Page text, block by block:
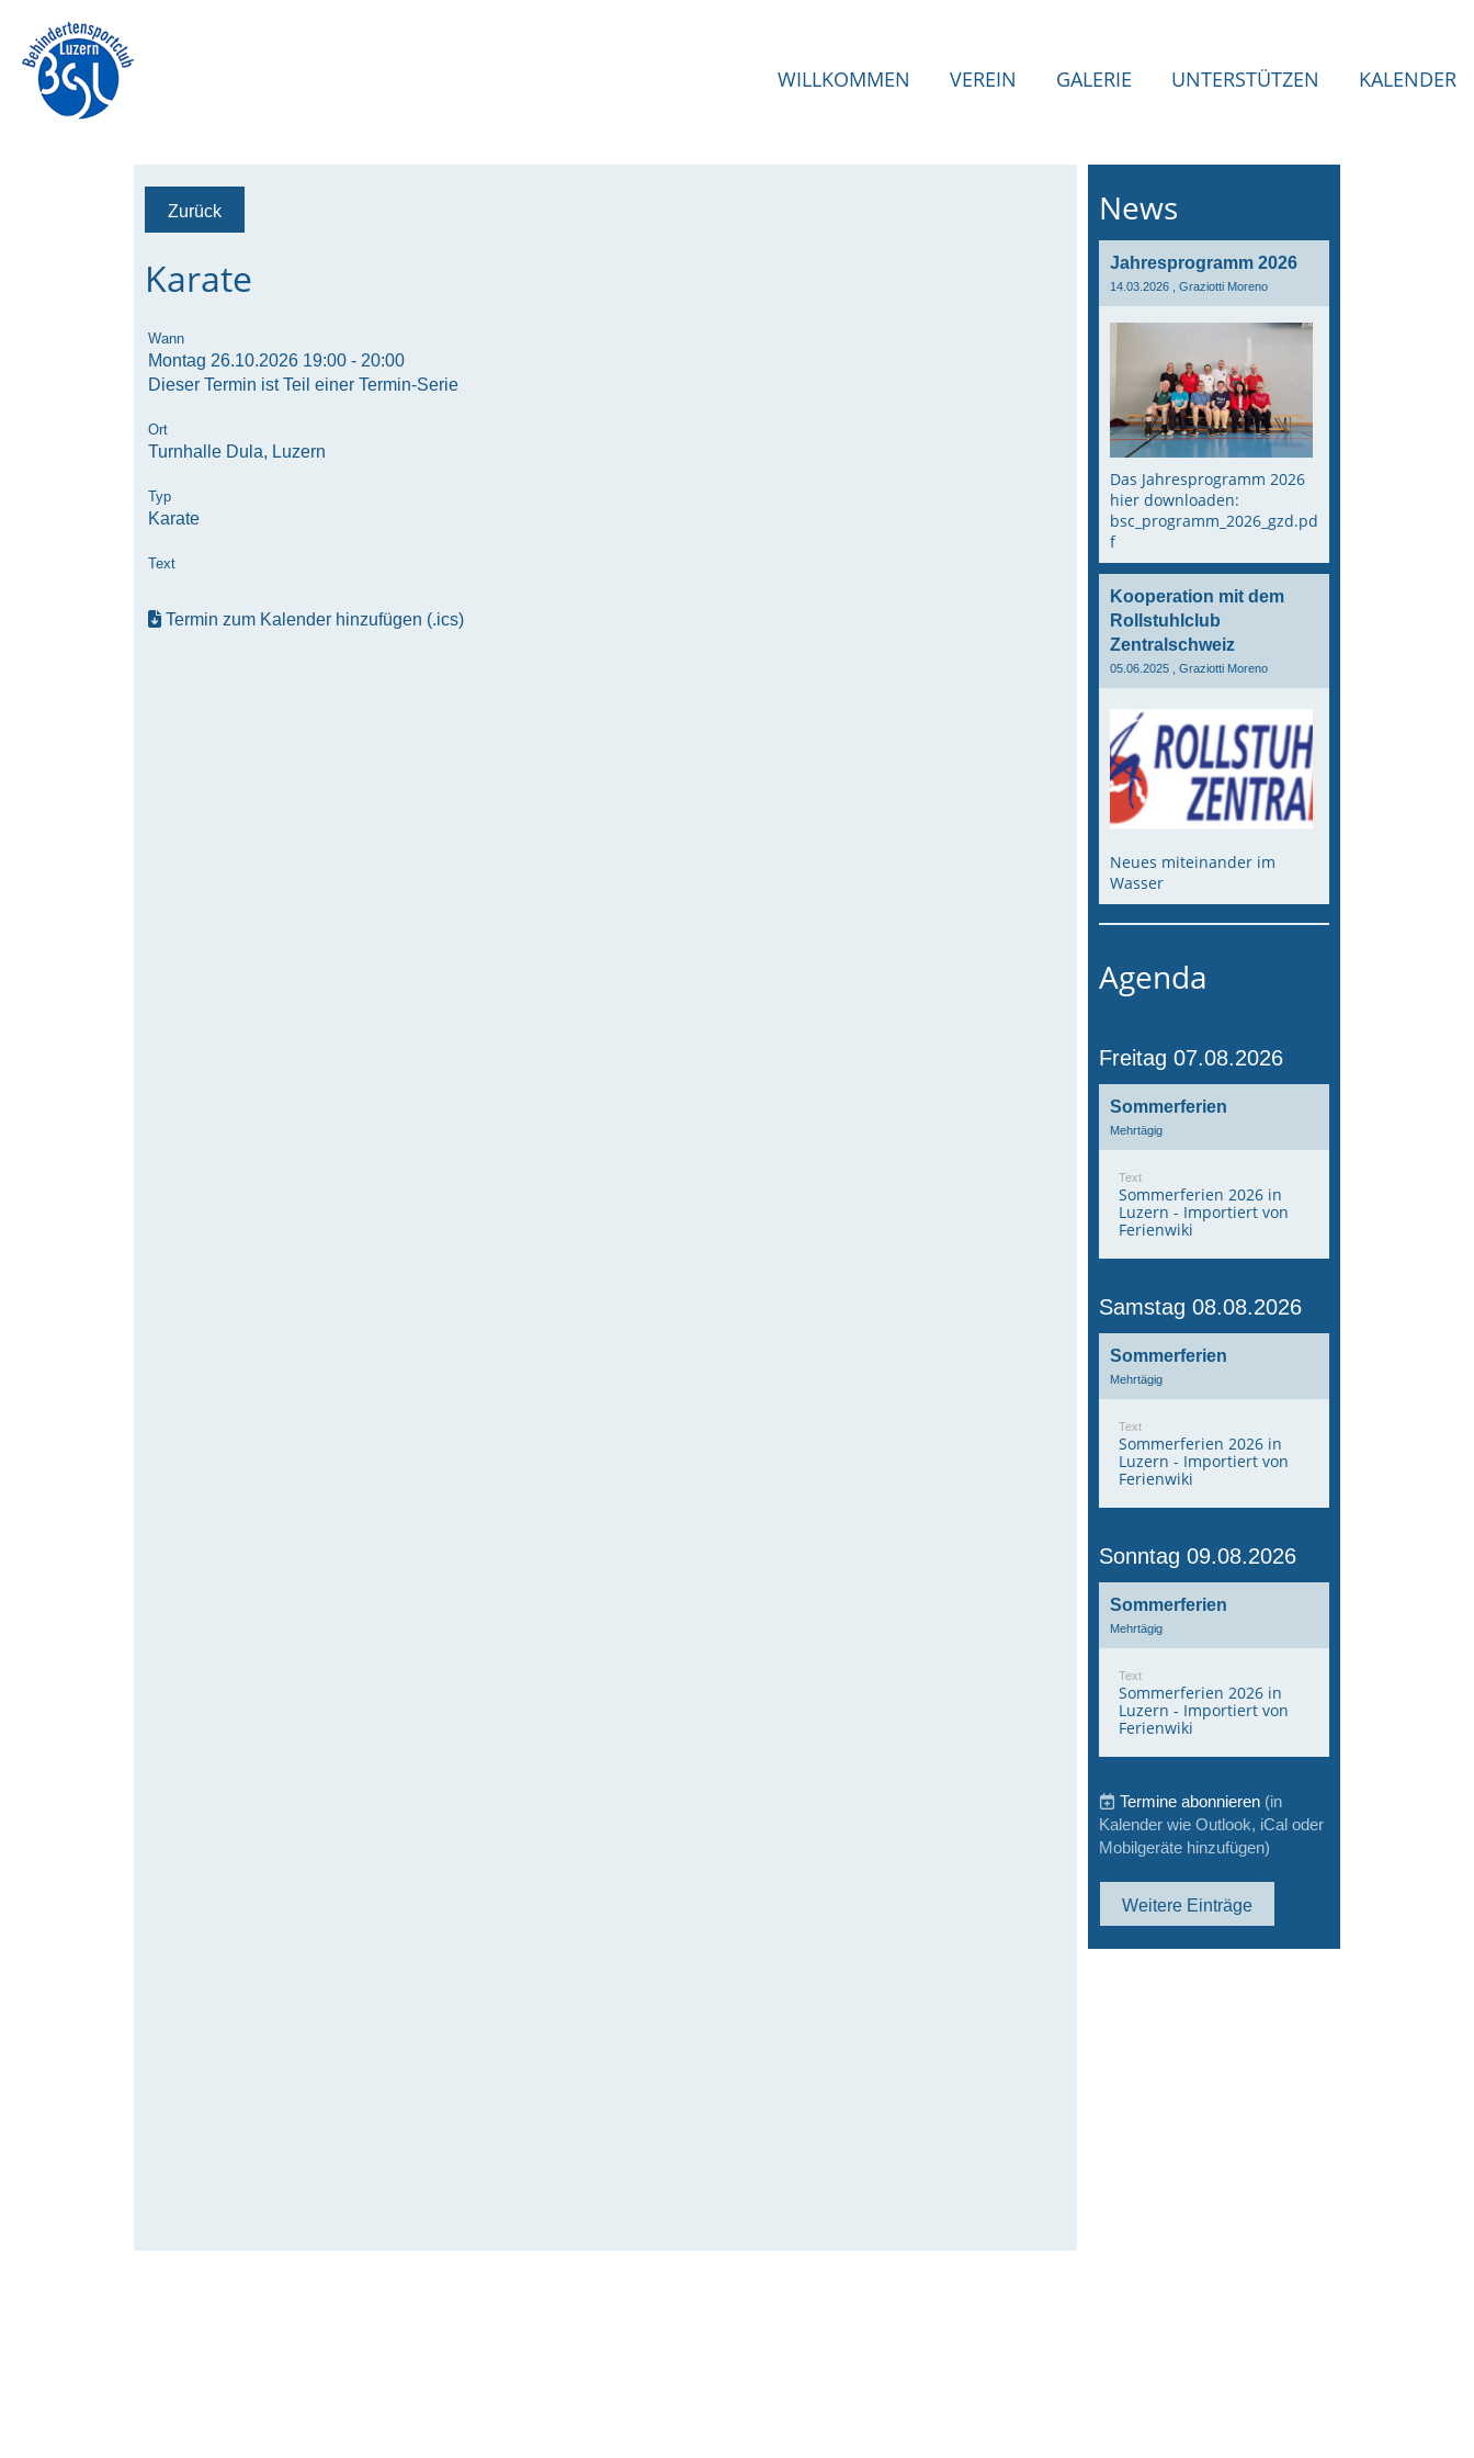
WILLKOMMEN VEREIN GALERIE UNTERSTÜTZEN KALENDER
Zurück
Karate
Wann
Montag 26.10.2026 19:00 - 20:00
Dieser Termin ist Teil einer Termin-Serie
Ort
Turnhalle Dula, Luzern
Typ
Karate
Text
Termin zum Kalender hinzufügen (.ics)
News
Jahresprogramm 2026
14.03.2026 , Graziotti Moreno
Das Jahresprogramm 2026
hier downloaden:
bsc_programm_2026_gzd.pd
f
Kooperation mit dem
Rollstuhlclub
Zentralschweiz
05.06.2025 , Graziotti Moreno
Neues miteinander im
Wasser
Agenda
Freitag 07.08.2026
Sommerferien
Mehrtägig
Text
Sommerferien 2026 in
Luzern - Importiert von
Ferienwiki
Samstag 08.08.2026
Sommerferien
Mehrtägig
Text
Sommerferien 2026 in
Luzern - Importiert von
Ferienwiki
Sonntag 09.08.2026
Sommerferien
Mehrtägig
Text
Sommerferien 2026 in
Luzern - Importiert von
Ferienwiki
Termine abonnieren (in
Kalender wie Outlook, iCal oder
Mobilgeräte hinzufügen)
Weitere Einträge